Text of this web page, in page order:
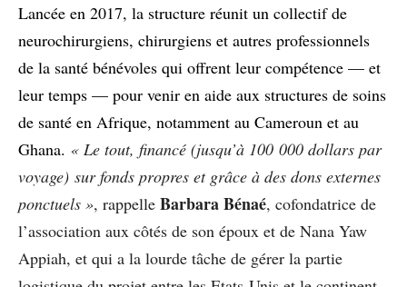
Lancée en 2017, la structure réunit un collectif de
neurochirurgiens, chirurgiens et autres professionnels
de la santé bénévoles qui offrent leur compétence — et
leur temps — pour venir en aide aux structures de soins
de santé en Afrique, notamment au Cameroun et au
Ghana. « Le tout, financé (jusqu’à 100 000 dollars par
voyage) sur fonds propres et grâce à des dons externes
ponctuels », rappelle Barbara Bénaé, cofondatrice de
l’association aux côtés de son époux et de Nana Yaw
Appiah, et qui a la lourde tâche de gérer la partie